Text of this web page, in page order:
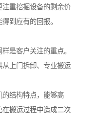
重挖掘设备的剩余价
到应有的回报。
是客户关注的重点。
上门拆卸、专业搬运
结构特点，能够高
搬运过程中造成二次